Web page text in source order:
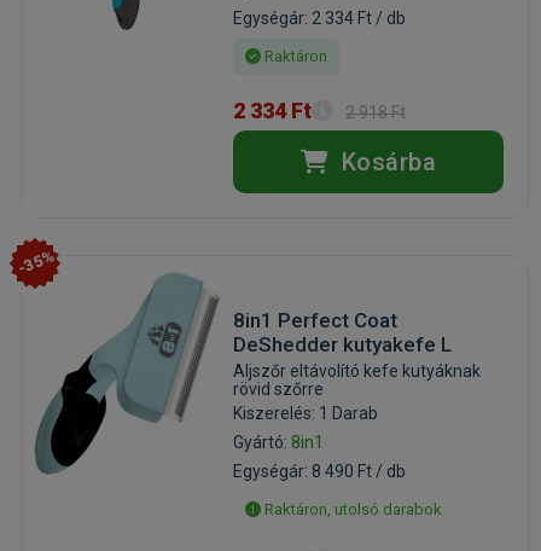
Egységár: 2 334 Ft / db
Raktáron
2 334 Ft 2 918 Ft
Kosárba
-35%
8in1 Perfect Coat
DeShedder kutyakefe L
Aljszőr eltávolító kefe kutyáknak
rövid szőrre
Kiszerelés: 1 Darab
Gyártó: 8in1
Egységár: 8 490 Ft / db
Raktáron, utolsó darabok